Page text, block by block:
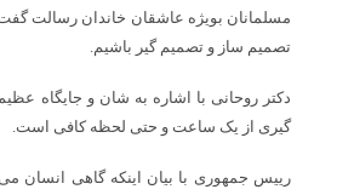
مسلمانان بویژه عاشقان خاندان رسالت گفت:
تصمیم ساز و تصمیم گیر باشیم.
دکتر روحانی با اشاره به شان و جایگاه
گیری از یک ساعت و حتی لحظه کافی است.
رییس جمهوری با بیان اینکه گاهی انسان